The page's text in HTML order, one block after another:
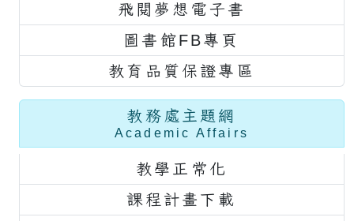
飛閱夢想電子書
圖書館FB專頁
教育品質保證專區
教務處主題網
Academic Affairs
教學正常化
課程計畫下載